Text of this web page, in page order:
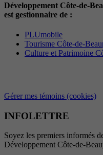
Développement Côte-de-
est gestionnaire de :
PLUmobile
Tourisme Côte-de-
Culture et Patrimoine
Gérer mes témoins (cookies)
INFOLETTRE
Soyez les premiers informés
Développement Côte-de-